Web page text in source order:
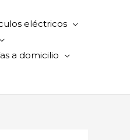
eléctricos
a domicilio